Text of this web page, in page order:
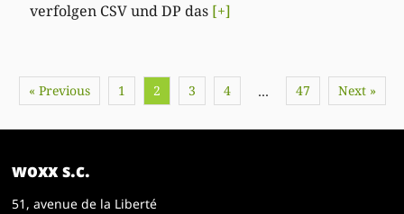
verfolgen CSV und DP das [+]
« Previous 1 2 3 4 … 47 Next »
woxx s.c.
51, avenue de la Liberté